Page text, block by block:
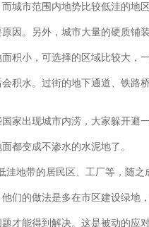
城市范围内地势比较低洼的地
因。另外，城市大量的硬质铺
积小，可选择的区域比较大，
积水。过街的地下通道、铁路
家出现城市内涝，大家躲开避
都变成不渗水的水泥地了。
地带的居民区、工厂等，随之
们的做法是多在市区建设绿地
才能得到解决。这是被动的应